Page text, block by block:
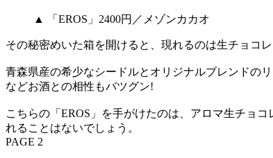
▲ 「EROS」2400円／メゾンカカオ
その秘密めいた箱を開けると、現れるのは生チョコ
青森県産の希少なシードルとオリジナルブレンドの
などお酒との相性もバツグン!
こちらの「EROS」を手がけたのは、アロマ生チョ
れることはないでしょう。
PAGE 2